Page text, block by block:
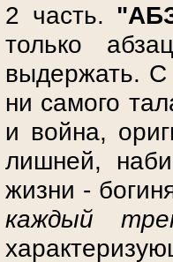
2 часть.
только
выдержать. С
ни самого
и война,
лишней,
жизни -
каждый